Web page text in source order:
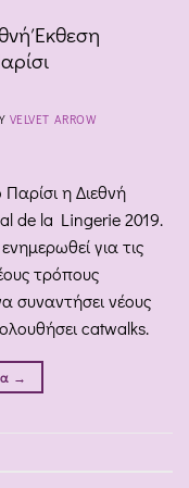
Έκθεση
VELVET ARROW
η Διεθνή
de la Lingerie 2019.
για τις
τρόπους
συναντήσει νέους
catwalks.
→